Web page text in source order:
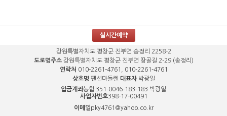
실시간예약
강원특별자치도 평창군 진부면 송정리 2258-2
도로명주소강원특별자치도 평창군 진부면 땅골길 2-29 (송정리)
연락처 010-2261-4761, 010-2261-4761
상호명 펜션마들렌 대표자박광일
입금계좌농협 351-0046-183-183 박광일
사업자번호398-17-00491
이메일pky4761@yahoo.co.kr